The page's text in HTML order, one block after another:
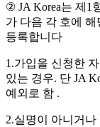
② JA Korea는 제1
가 다음 각 호에
등록합니다
1.가입을 신청한
있는 경우. 단 JA
예외로 함 .
2.실명이 아니거